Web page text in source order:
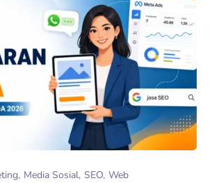
Media Sosial SEO Web